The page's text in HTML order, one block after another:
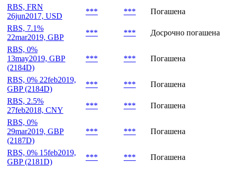
RBS, FRN
26jun2017, USD
*** ***
Погашена
RBS, 7.1%
22mar2019, GBP
*** ***
Досрочно погашена
RBS, 0%
13may2019, GBP
(2184D)
*** *** Погашена
RBS, 0% 22feb2019,
GBP (2184D)
*** ***
Погашена
RBS, 2.5%
27feb2018, CNY
*** ***
Погашена
RBS, 0%
29mar2019, GBP
(2187D)
*** *** Погашена
RBS, 0% 15feb2019,
GBP (2181D)
*** ***
Погашена